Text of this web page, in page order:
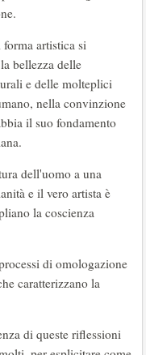
artistica si
bellezza delle
e delle molteplici
nella convinzione
il suo fondamento
dell'uomo a una
e il vero artista è
la coscienza
di omologazione
caratterizzano la
di queste riflessioni